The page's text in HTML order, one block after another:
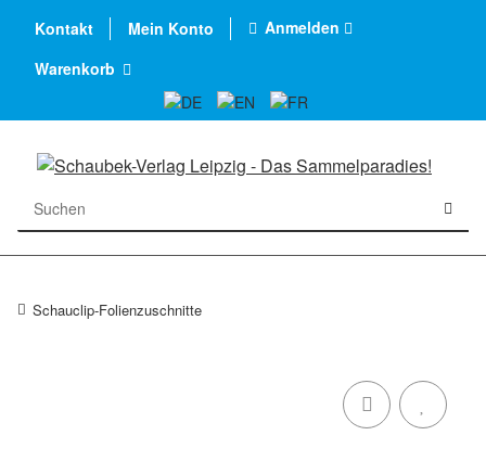
Kontakt Mein Konto
Anmelden
Warenkorb
Schauclip-Folienzuschnitte